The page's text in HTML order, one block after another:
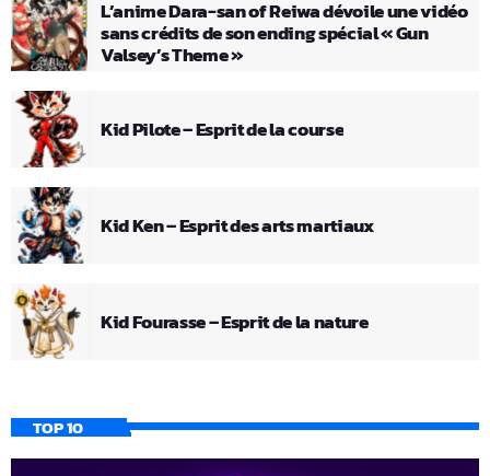
L’anime Dara-san of Reiwa dévoile une vidéo
sans crédits de son ending spécial « Gun
Valsey’s Theme »
Kid Pilote – Esprit de la course
Kid Ken – Esprit des arts martiaux
Kid Fourasse – Esprit de la nature
TOP 10